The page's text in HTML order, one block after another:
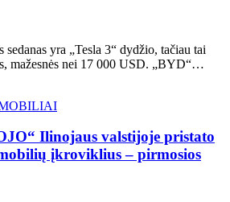
sedanas yra „Tesla 3“ dydžio, tačiau tai
mažesnės nei 17 000 USD. „BYD“…
Ilinojaus valstijoje pristato
įkroviklius – pirmosios